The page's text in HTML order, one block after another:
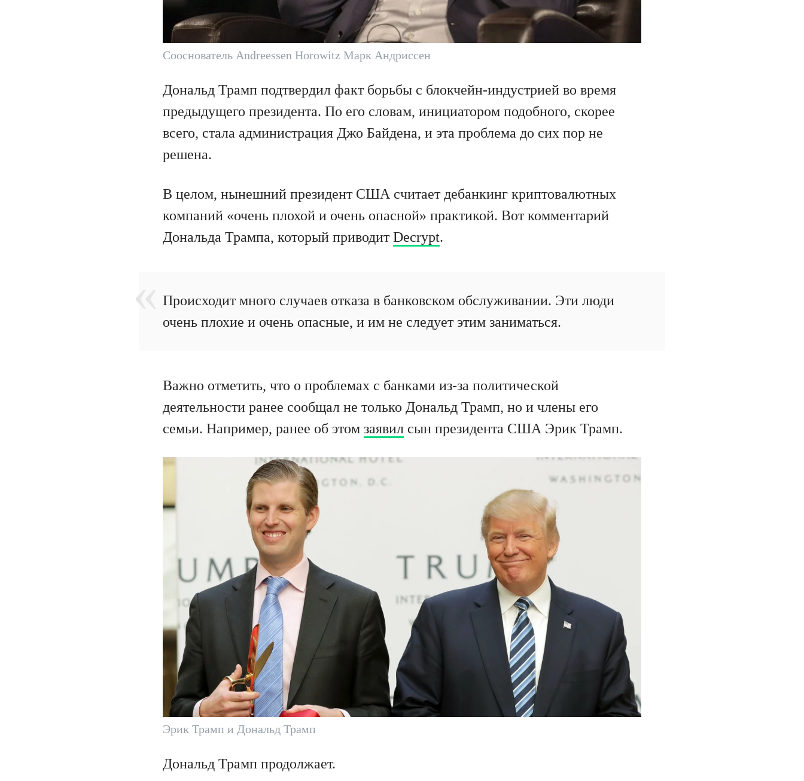
Сооснователь Andreessen Horowitz Марк Андриссен
Дональд Трамп подтвердил факт борьбы с блокчейн-индустрией во время
предыдущего президента. По его словам, инициатором подобного, скорее
всего, стала администрация Джо Байдена, и эта проблема до сих пор не
решена.
В целом, нынешний президент США считает дебанкинг криптовалютных
компаний «очень плохой и очень опасной» практикой. Вот комментарий
Дональда Трампа, который приводитDecrypt.
Происходит много случаев отказа в банковском обслуживании. Эти люди
очень плохие и очень опасные, и им не следует этим заниматься.
Важно отметить, что о проблемах с банками из-за политической
деятельности ранее сообщал не только Дональд Трамп, но и члены его
семьи. Например, ранее об этом заявил сын президента США Эрик Трамп.
Эрик Трамп и Дональд Трамп
Дональд Трамп продолжает.